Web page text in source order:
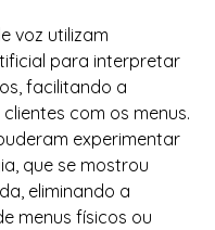
voz utilizam
para interpretar
facilitando a
com os menus.
experimentar
que se mostrou
eliminando a
menus físicos ou